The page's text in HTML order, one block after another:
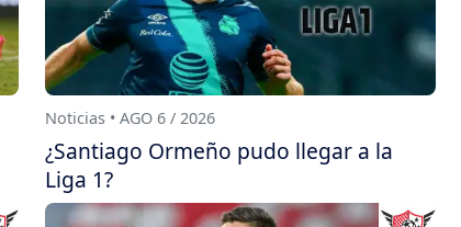
Noticias • AGO 6 / 2026
¿Santiago Ormeño pudo llegar a la
Liga 1?